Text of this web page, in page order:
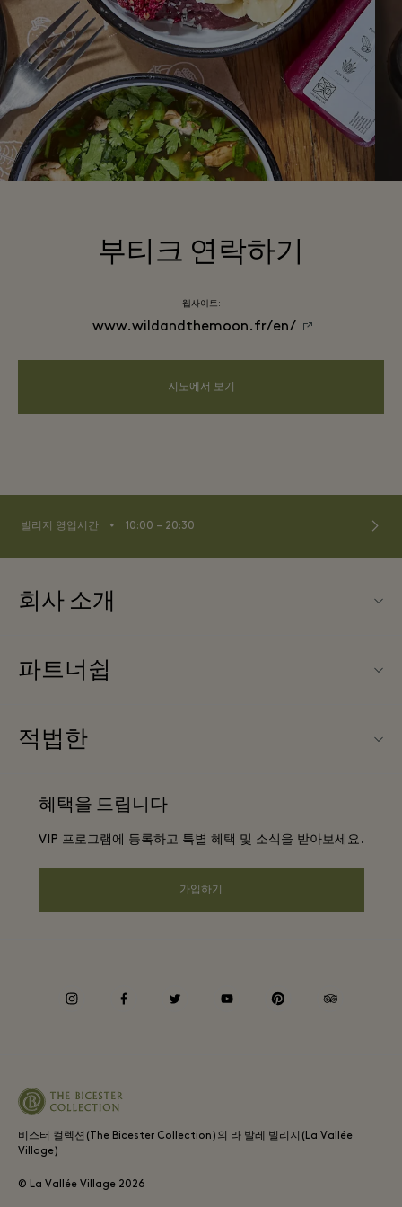
부티크 연락하기
웹사이트:
www.wildandthemoon.fr/en/
지도에서 보기
빌리지 영업시간 ⬩ 10:00 – 20:30
회사 소개
문의하기
기프트카드
빌리지 지도
파트너쉽
파트너가되다
호텔 및 지역 명소
적법한
프리빌리지 약관
혜택을 드립니다
VIP 프로그램에 등록하고 특별 혜택 및 소식을 받아보세요.
가입하기
비스터 컬렉션(The Bicester Collection)의 라 발레 빌리지(La Vallée
Village)
© La Vallée Village 2026
instagramfacebooktwitter youtube pinterest tripadvisor